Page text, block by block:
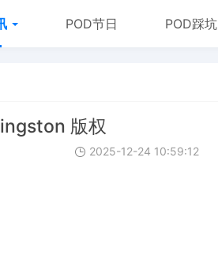
POD节日 POD踩坑
版权
2025-12-24 10:59:12